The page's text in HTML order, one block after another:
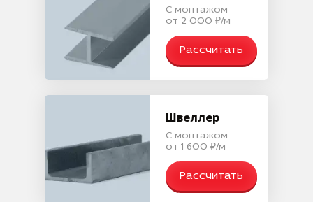
С монтажом
от 2 000 ₽/м
Рассчитать
Швеллер
С монтажом
от 1 600 ₽/м
Рассчитать